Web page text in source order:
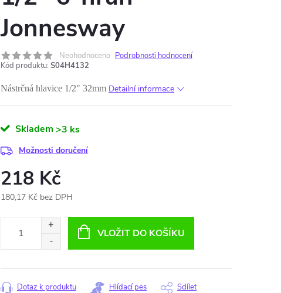
Jonnesway
Neohodnoceno Podrobnosti hodnocení
Kód produktu: S04H4132
Nástrčná hlavice 1/2" 32mm Detailní informace
Skladem >3 ks
Možnosti doručení
218 Kč
180,17 Kč bez DPH
VLOŽIT DO KOŠÍKU
Dotaz k produktu Hlídací pes Sdílet